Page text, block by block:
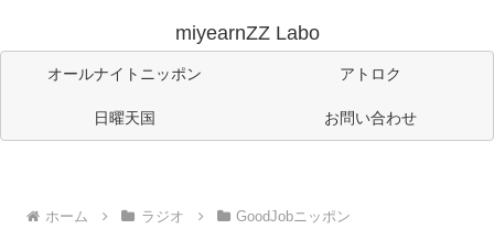
miyearnZZ Labo
オールナイトニッポン アトロク
日曜天国 お問い合わせ
ホーム ラジオ GoodJobニッポン